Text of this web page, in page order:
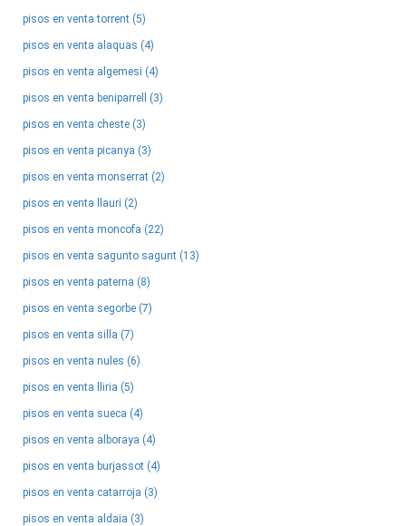
pisos en venta torrent (5)
pisos en venta alaquas (4)
pisos en venta algemesi (4)
pisos en venta beniparrell (3)
pisos en venta cheste (3)
pisos en venta picanya (3)
pisos en venta monserrat (2)
pisos en venta llauri (2)
pisos en venta moncofa (22)
pisos en venta sagunto sagunt (13)
pisos en venta paterna (8)
pisos en venta segorbe (7)
pisos en venta silla (7)
pisos en venta nules (6)
pisos en venta lliria (5)
pisos en venta sueca (4)
pisos en venta alboraya (4)
pisos en venta burjassot (4)
pisos en venta catarroja (3)
pisos en venta aldaia (3)